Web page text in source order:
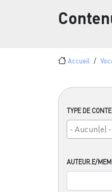
FilAccueil
TYPE DE
AUTEUR.E/